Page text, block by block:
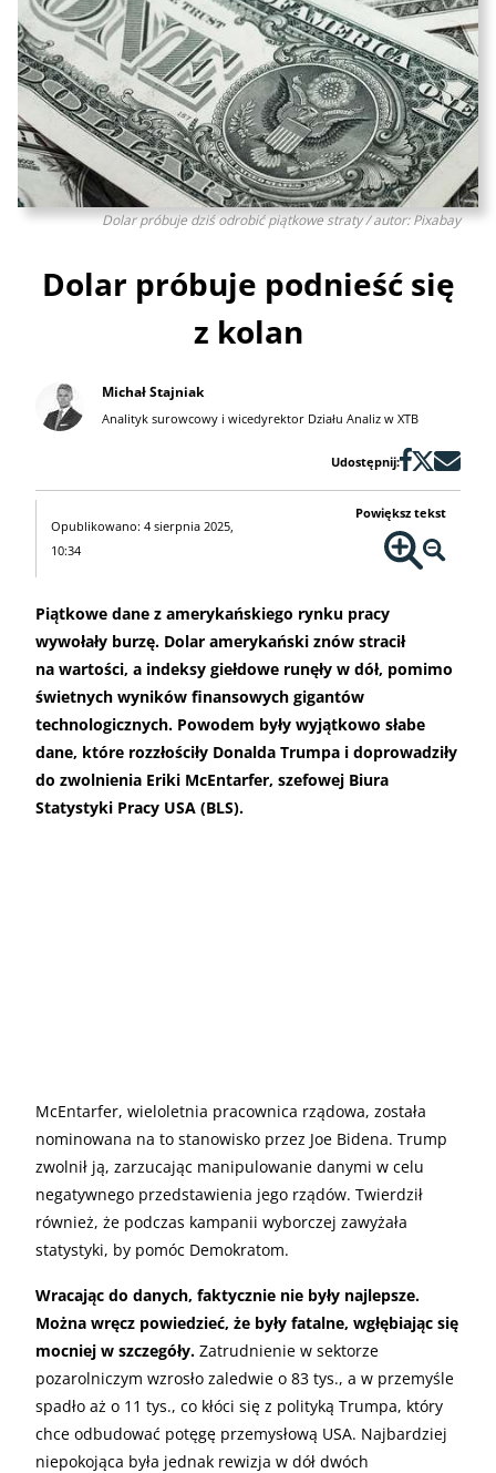
Dolar próbuje dziś odrobić piątkowe straty / autor: Pixabay
Dolar próbuje podnieść się
z kolan
Michał Stajniak
Analityk surowcowy i wicedyrektor Działu Analiz w XTB
Udostępnij:
Opublikowano: 4 sierpnia 2025,
10:34
Powiększ tekst
Piątkowe dane z amerykańskiego rynku pracy
wywołały burzę. Dolar amerykański znów stracił
na wartości, a indeksy giełdowe runęły w dół, pomimo
świetnych wyników finansowych gigantów
technologicznych. Powodem były wyjątkowo słabe
dane, które rozzłościły Donalda Trumpa i doprowadziły
do zwolnienia Eriki McEntarfer, szefowej Biura
Statystyki Pracy USA (BLS).
McEntarfer, wieloletnia pracownica rządowa, została
nominowana na to stanowisko przez Joe Bidena. Trump
zwolnił ją, zarzucając manipulowanie danymi w celu
negatywnego przedstawienia jego rządów. Twierdził
również, że podczas kampanii wyborczej zawyżała
statystyki, by pomóc Demokratom.
Wracając do danych, faktycznie nie były najlepsze.
Można wręcz powiedzieć, że były fatalne, wgłębiając się
mocniej w szczegóły. Zatrudnienie w sektorze
pozarolniczym wzrosło zaledwie o 83 tys., a w przemyśle
spadło aż o 11 tys., co kłóci się z polityką Trumpa, który
chce odbudować potęgę przemysłową USA. Najbardziej
niepokojąca była jednak rewizja w dół dwóch